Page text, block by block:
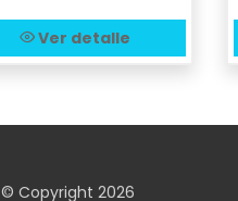
Ver detalle
© Copyright 2026